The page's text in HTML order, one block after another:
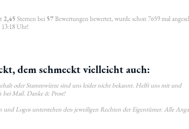
2,45 Sternen bei 57Bewertungen bewertet, wurde schon 7659 mal
13:18 Uhr!
dem schmeckt vielleicht auch:
oder Stammwürze sind uns leider nicht bekannt. Helft uns mit und
bei Mail. Danke & Prost!
und Logos unterstehen den jeweiligen Rechten der Eigentümer. Alle